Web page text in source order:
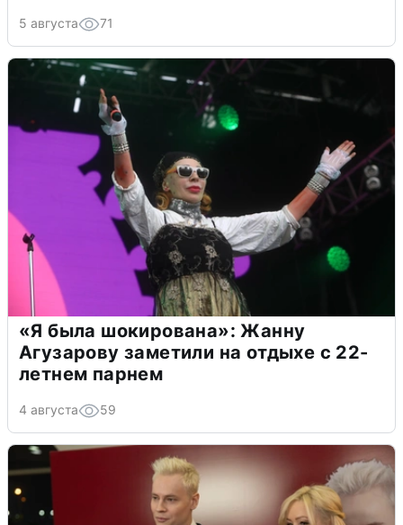
5 августа 71
«Я была шокирована»: Жанну
Агузарову заметили на отдыхе с 22-
летнем парнем
4 августа 59